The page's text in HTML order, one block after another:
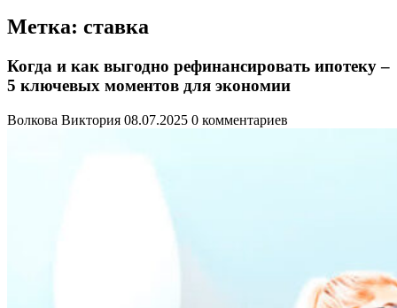
Метка: ставка
Когда и как выгодно рефинансировать ипотеку –
5 ключевых моментов для экономии
Волкова Виктория 08.07.2025 0 комментариев